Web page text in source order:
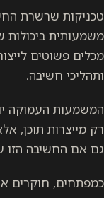
טכניקות שרשרת
משמעותית ביכולות
מכלים פשוטים
ותהליכי חשיבה.
המשמעות העמוקה
רק מייצרות תוכן,
גם אם החשיבה הזו
כמפתחים, חוקרים